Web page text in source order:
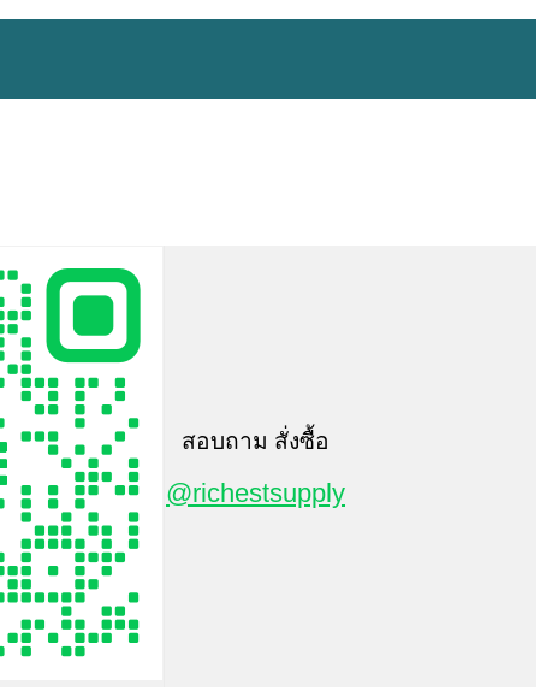
สอบถาม สั่งซื้อ
@richestsupply